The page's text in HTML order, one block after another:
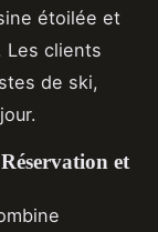
étoilée et
Les clients
de ski,
et